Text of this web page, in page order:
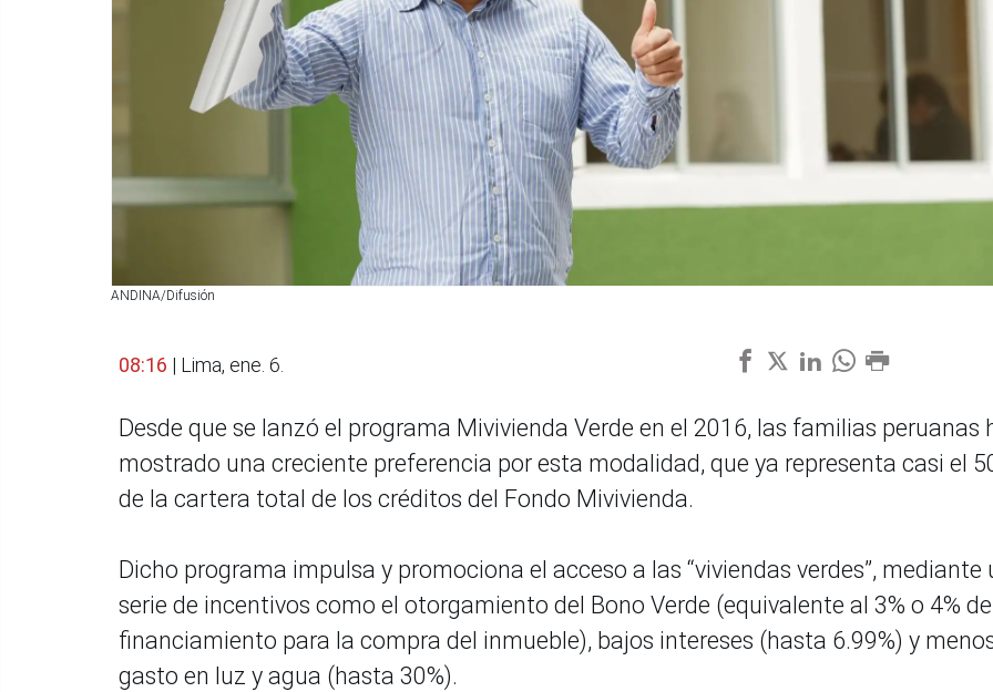
ANDINA/Difusión
08:16 | Lima, ene. 6.
Desde que se lanzó el programa Mivivienda Verde en el 2016, las familias peruanas
mostrado una creciente preferencia por esta modalidad, que ya representa casi el
de la cartera total de los créditos del Fondo Mivivienda.
Dicho programa impulsa y promociona el acceso a las “viviendas verdes”, mediante
serie de incentivos como el otorgamiento del Bono Verde (equivalente al 3% o 4%
financiamiento para la compra del inmueble), bajos intereses (hasta 6.99%) y
gasto en luz y agua (hasta 30%).